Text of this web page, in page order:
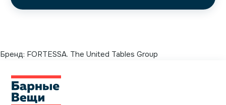
Бренд: FORTESSA. The United Tables Group